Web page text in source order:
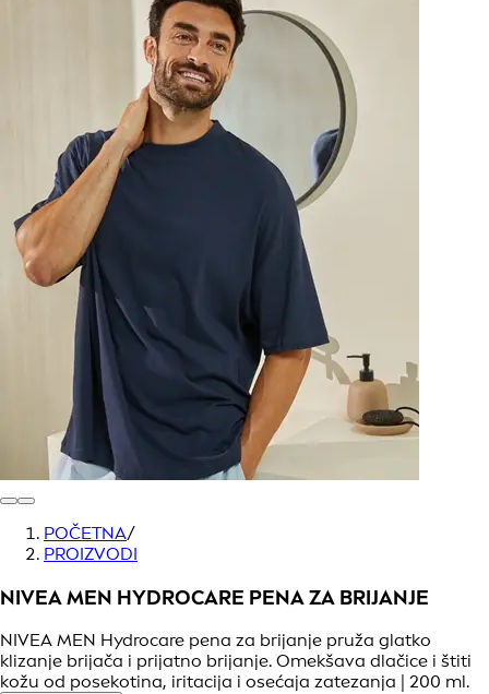
POČETNA/
PROIZVODI
NIVEA MEN HYDROCARE PENA ZA BRIJANJE
NIVEA MEN Hydrocare pena za brijanje pruža glatko
klizanje brijača i prijatno brijanje. Omekšava dlačice i štiti
kožu od posekotina, iritacija i osećaja zatezanja | 200 ml.